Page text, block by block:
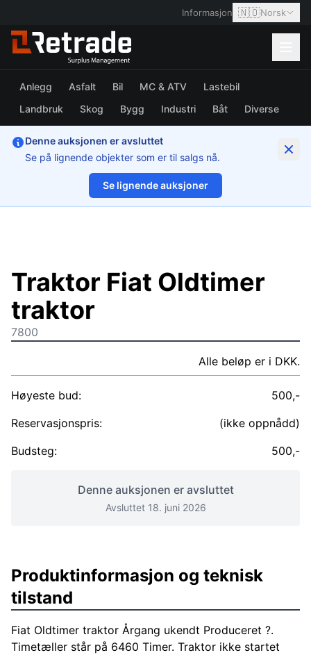
Informasjon 🇳🇴Norsk
Anlegg Asfalt Bil MC & ATV
Lastebil
Landbruk
Skog Bygg Industri Båt Diverse
Denne auksjonen er avsluttet
Se på lignende objekter som er til salgs nå.
Se lignende auksjoner
1/21
Traktor Fiat Oldtimer
traktor
7800
Alle beløp er i DKK.
Høyeste bud:
500,-
Reservasjonspris:
(ikke oppnådd)
Budsteg:
500,-
Denne auksjonen er avsluttet
Avsluttet 18. juni 2026
Produktinformasjon og teknisk
tilstand
Fiat Oldtimer traktor Årgang ukendt Produceret ?.
Timetæller står på 6460 Timer. Traktor ikke startet